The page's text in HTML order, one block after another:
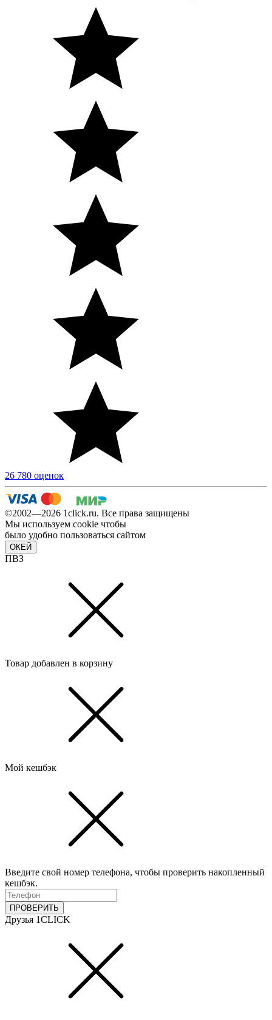
26 780 оценок
©2002—2026 1сlick.ru. Все права защищены
Мы используем cookie чтобы
было удобно пользоваться сайтом
ОКЕЙ
ПВЗ
Товар добавлен в корзину
Мой кешбэк
Введите свой номер телефона, чтобы проверить накопленный
кешбэк.
ПРОВЕРИТЬ
Друзья 1CLICK